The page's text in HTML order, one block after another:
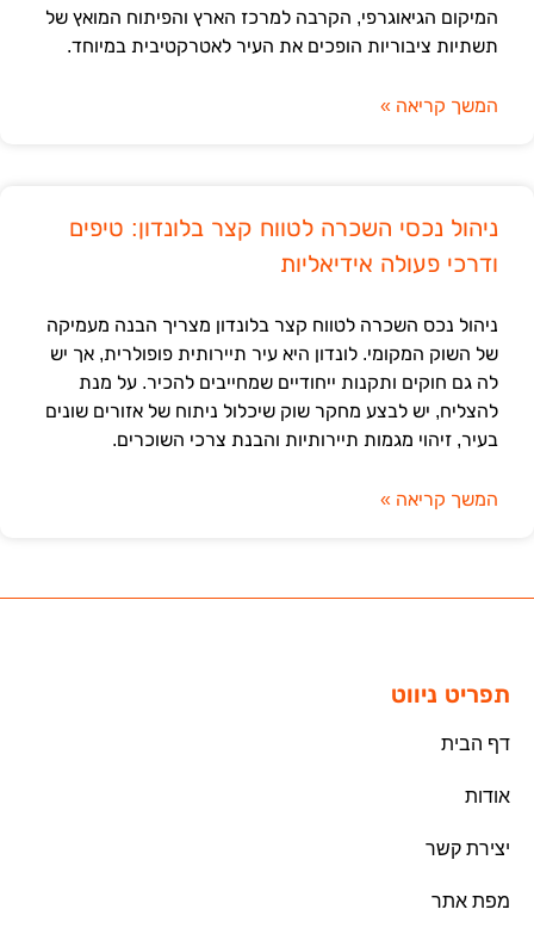
המיקום הגיאוגרפי, הקרבה למרכז הארץ והפיתוח המואץ של
תשתיות ציבוריות הופכים את העיר לאטרקטיבית במיוחד.
המשך קריאה »
ניהול נכסי השכרה לטווח קצר בלונדון: טיפים
ודרכי פעולה אידיאליות
ניהול נכס השכרה לטווח קצר בלונדון מצריך הבנה מעמיקה
של השוק המקומי. לונדון היא עיר תיירותית פופולרית, אך יש
לה גם חוקים ותקנות ייחודיים שמחייבים להכיר. על מנת
להצליח, יש לבצע מחקר שוק שיכלול ניתוח של אזורים שונים
בעיר, זיהוי מגמות תיירותיות והבנת צרכי השוכרים.
המשך קריאה »
תפריט ניווט
דף הבית
אודות
יצירת קשר
מפת אתר